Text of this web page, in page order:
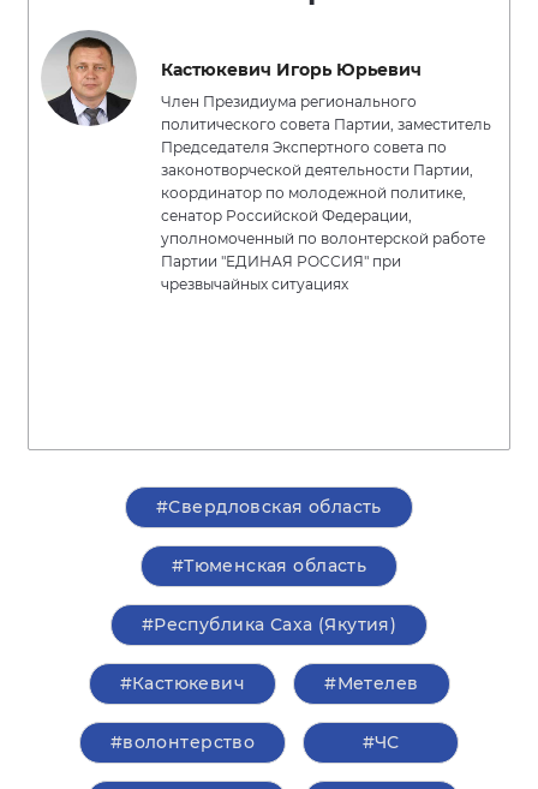
Кастюкевич Игорь Юрьевич
Член Президиума регионального
политического совета Партии, заместитель
Председателя Экспертного совета по
законотворческой деятельности Партии,
координатор по молодежной политике,
сенатор Российской Федерации,
уполномоченный по волонтерской работе
Партии "ЕДИНАЯ РОССИЯ" при
чрезвычайных ситуациях
#Свердловская область
#Тюменская область
#Республика Саха (Якутия)
#Кастюкевич #Метелев
#волонтерство #ЧС